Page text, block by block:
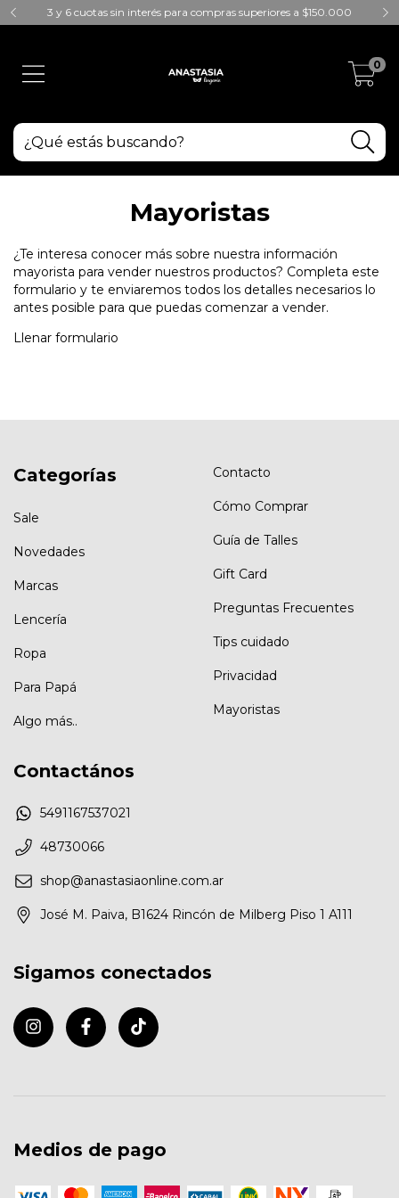
3 y 6 cuotas sin interés para compras superiores a $150.000
0
Mayoristas
¿Te interesa conocer más sobre nuestra información
mayorista para vender nuestros productos? Completa este
formulario y te enviaremos todos los detalles necesarios lo
antes posible para que puedas comenzar a vender.
Llenar formulario
Categorías
Sale
Novedades
Marcas
Lencería
Ropa
Para Papá
Algo más..
Contacto
Cómo Comprar
Guía de Talles
Gift Card
Preguntas Frecuentes
Tips cuidado
Privacidad
Mayoristas
Contactános
5491167537021
48730066
shop@anastasiaonline.com.ar
José M. Paiva, B1624 Rincón de Milberg Piso 1 A111
Sigamos conectados
Medios de pago